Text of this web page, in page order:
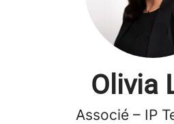
Olivia
Associé – IP